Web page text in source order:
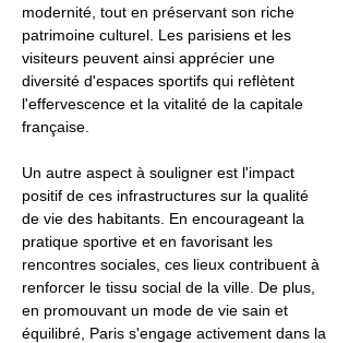
modernité, tout en préservant son riche
patrimoine culturel. Les parisiens et les
visiteurs peuvent ainsi apprécier une
diversité d'espaces sportifs qui reflètent
l'effervescence et la vitalité de la capitale
française.
Un autre aspect à souligner est l'impact
positif de ces infrastructures sur la qualité
de vie des habitants. En encourageant la
pratique sportive et en favorisant les
rencontres sociales, ces lieux contribuent à
renforcer le tissu social de la ville. De plus,
en promouvant un mode de vie sain et
équilibré, Paris s'engage activement dans la